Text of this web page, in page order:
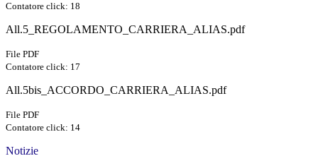
Contatore click: 18
All.5_REGOLAMENTO_CARRIERA_ALIAS.pdf
File PDF
Contatore click: 17
All.5bis_ACCORDO_CARRIERA_ALIAS.pdf
File PDF
Contatore click: 14
Notizie